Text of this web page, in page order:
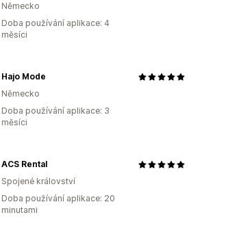
Německo
Doba používání aplikace: 4
měsíci
Hajo Mode
Německo
Doba používání aplikace: 3
měsíci
ACS Rental
Spojené království
Doba používání aplikace: 20
minutami